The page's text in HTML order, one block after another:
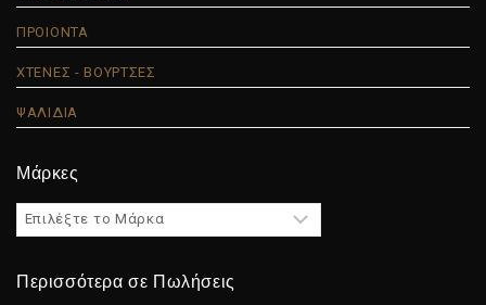
ΠΡΟΙΟΝΤΑ
ΧΤΕΝΕΣ - ΒΟΥΡΤΣΕΣ
ΨΑΛΙΔΙΑ
Μάρκες
Περισσότερα σε Πωλήσεις